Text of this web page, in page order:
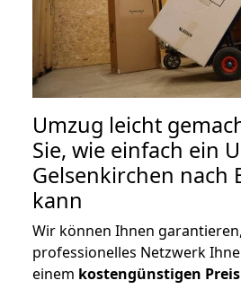
Umzug leicht
Sie, wie einfach ein
Gelsenkirchen nach
kann
Wir können Ihnen
professionelles Netzwerk
einem kostengünstigen Preis